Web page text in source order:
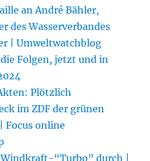
an André Bähler,
des Wasserverbandes
| Umweltwatchblog
Folgen, jetzt und in
Plötzlich
im ZDF der grünen
online
“Turbo” durch |